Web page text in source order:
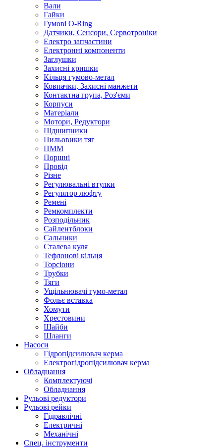
Вали
Гайки
Гумові O-Ring
Датчики, Сенсори, Сервотроніки
Електро запчастини
Електронні компоненти
Заглушки
Захисні кришки
Кільця гумово-метал
Ковпачки, Захисні манжети
Контактна група, Роз'єми
Корпуси
Матеріали
Мотори, Редуктори
Підшипники
Пильовики тяг
ПММ
Поршні
Провід
Різне
Регулювальні втулки
Регулятор люфту
Ремені
Ремкомплекти
Розподільник
Сайлентблоки
Сальники
Сталева куля
Тефлонові кільця
Торсіони
Трубки
Тяги
Ущільнювачі гумо-метал
Фольє вставка
Хомути
Хрестовини
Шайби
Шланги
Насоси
Гідропідсилювач керма
Електрогідропідсилювач керма
Обладнання
Комплектуючі
Обладнання
Рульові редуктори
Рульові рейки
Гідравлічні
Електричні
Механічні
Спец. інструменти